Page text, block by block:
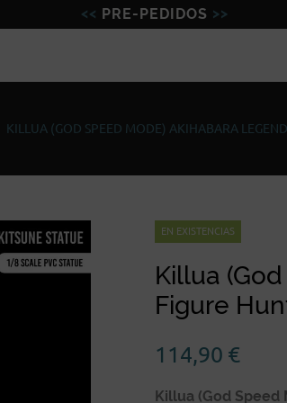
PRE-PEDIDOS
Miniaturas
KILLUA (GOD SPEED MODE) AKIHABARA
EN EXISTENCIAS
Killua
Figure
114,90 €
Killua (God Speed